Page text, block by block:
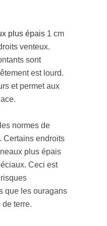
plus épais 1 cm
venteux.
sont
est lourd.
et permet aux
normes de
Certains endroits
plus épais
Ceci est
que les ouragans
terre.